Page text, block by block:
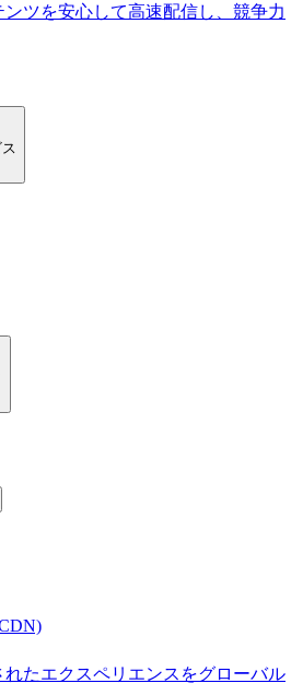
ンツを安心して高速配信し、競争力
たエクスペリエンスをグローバル